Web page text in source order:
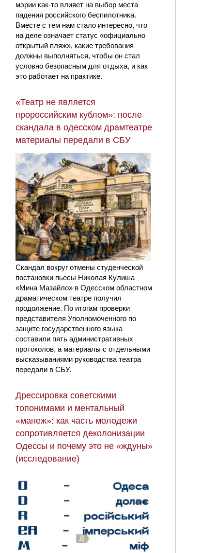
мэрии как-то влияет на выбор места
падения российского беспилотника.
Вместе с тем нам стало интересно, что
на деле означает статус «официально
открытый пляж», какие требования
должны выполняться, чтобы он стал
условно безопасным для отдыха, и как
это работает на практике.
«Театр не является
пророссийским кублом»: после
скандала в одесском драмтеатре
материалы передали в СБУ
Скандал вокруг отмены студенческой
постановки пьесы Николая Кулиша
«Мина Мазайло» в Одесском областном
драматическом театре получил
продолжение. По итогам проверки
представителя Уполномоченного по
защите государственного языка
составили пять административных
протоколов, а материалы с отдельными
высказываниями руководства театра
передали в СБУ.
Дрессировка советскими
топонимами и ментальный
«манеж»: как часть молодежи
сопротивляется деколонизации
Одессы и почему это не «ждуны»
(исследование)